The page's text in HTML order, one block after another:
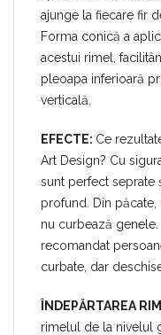
ajunge la fiecare fir
Forma conică a
acestui rimel,
pleoapa inferioară
verticală.
EFECTE: Ce
Art Design? Cu
sunt perfect seprate
profund. Din
nu curbează
recomandat
curbate, dar
ÎNDEPĂRTAREA
rimelul de la nivelul